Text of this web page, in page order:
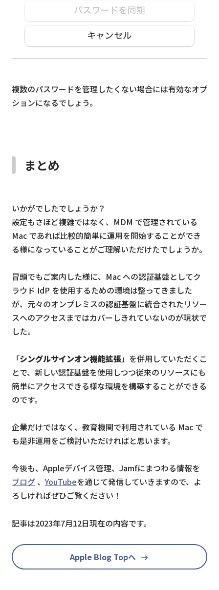
複数のパスワードを管理したくない場合には有効なオプ
ションになるでしょう。
まとめ
いかがでしたでしょうか？
設定もさほど複雑ではなく、MDM で管理されている
Mac であれば比較的簡単に運用を開始することができ
る様になっていることがご理解いただけたでしょうか。
冒頭でもご案内した様に、Mac への認証基盤としてク
ラウド IdP を使用するための環境は整ってきました
が、元々のオンプレミスの認証基盤に統合されたリソー
スへのアクセスまではカバーしきれていないのが現状で
した。
「シングルサインオン機能拡張」を併用していただくこ
とで、新しい認証基盤を使用しつつ従来のリソースにも
簡単にアクセスできる様な環境を構築することができる
のです。
企業だけではなく、教育機関で利用されている Mac で
も是非運用をご検討いただければと思います。
今後も、Appleデバイス管理、Jamfにまつわる情報を
ブログ 、YouTubeを通じて発信していきますので、よ
ろしければぜひご覧ください！
記事は2023年7月12日現在の内容です。
Apple Blog Topへ